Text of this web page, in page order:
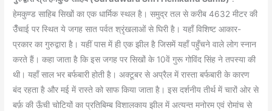
हेमकुण्ड साहिब सिखों का एक धार्मिक स्थल है। समुद्र तल से करीब 4632 मीटर की
उँँचाई पर स्थित ये जगह सात पर्वत श्रृंखलाओं से घिरी है। यहाँ विशिष्ट आकार-
प्रकार का गुरुद्वारा है। यहीं पास में ही एक झील है जिसमें यहाँ पहुँचने वाले लोग स्नान
करते हैं। कहा जाता है कि इस जगह पर सिखों के 10वें गुरू गोविंद सिंह ने तपस्या की
थी। यहाँ साल भर बर्फबारी होती है। अक्टूबर से अप्रैल में रास्ता बर्फबारी के कारण
बंद रहता है और मई में रास्ते को साफ किया जाता है। इस दर्शनीय तीर्थ में चारों ओर से
बर्फ़ की ऊँची चोटियों का प्रतिबिम्ब विशालकाय झील में अत्यन्त मनोरम एवं रोमांच से